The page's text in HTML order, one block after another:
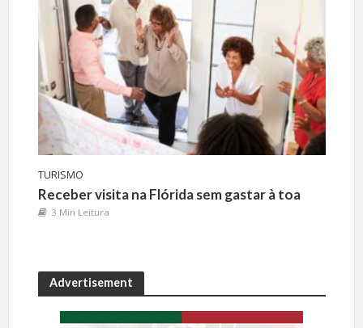
TURISMO
Receber visita na Flórida sem gastar à toa
3 Min Leitura
Advertisement